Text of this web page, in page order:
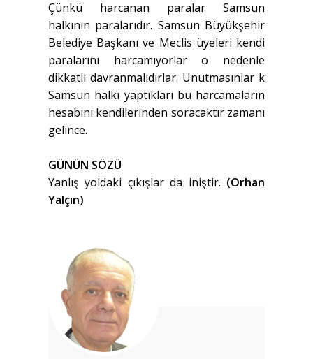
Çünkü harcanan paralar Samsun
halkının paralarıdır. Samsun Büyükşehir
Belediye Başkanı ve Meclis üyeleri kendi
paralarını harcamıyorlar o nedenle
dikkatli davranmalıdırlar. Unutmasınlar k
Samsun halkı yaptıkları bu harcamaların
hesabını kendilerinden soracaktır zamanı
gelince.
GÜNÜN SÖZÜ
Yanlış yoldaki çıkışlar da iniştir. (Orhan
Yalçın)